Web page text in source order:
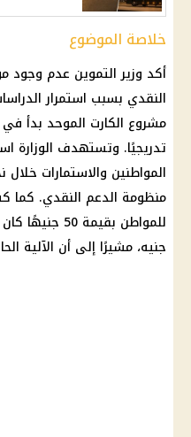
خلاصة الموضوع
أكد وزير التموين عدم وجود
النقدي بسبب استمرار
مشروع الكارت الموحد بدأ
تدريجيًا. وتستهدف الوزارة
منظومة الدعم النقدي. كما
جنيه، مشيرًا إلى أن الآلية